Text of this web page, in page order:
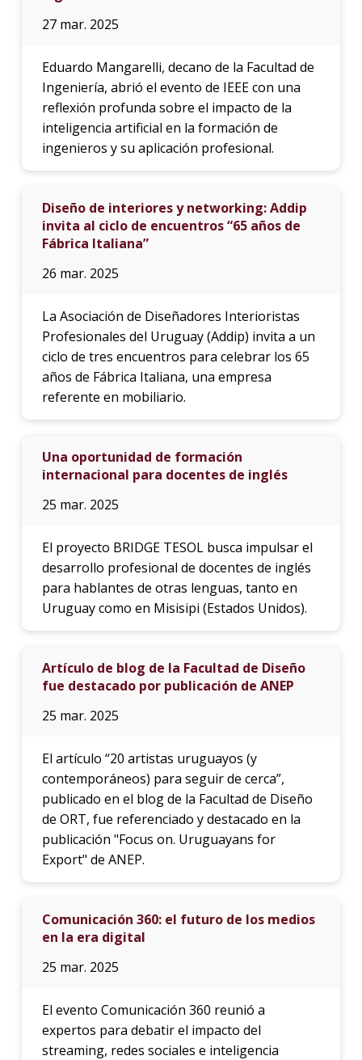
27 mar. 2025
Eduardo Mangarelli, decano de la Facultad de
Ingeniería, abrió el evento de IEEE con una
reflexión profunda sobre el impacto de la
inteligencia artificial en la formación de
ingenieros y su aplicación profesional.
Diseño de interiores y networking: Addip
invita al ciclo de encuentros “65 años de
Fábrica Italiana”
26 mar. 2025
La Asociación de Diseñadores Interioristas
Profesionales del Uruguay (Addip) invita a un
ciclo de tres encuentros para celebrar los 65
años de Fábrica Italiana, una empresa
referente en mobiliario.
Una oportunidad de formación
internacional para docentes de inglés
25 mar. 2025
El proyecto BRIDGE TESOL busca impulsar el
desarrollo profesional de docentes de inglés
para hablantes de otras lenguas, tanto en
Uruguay como en Misisipi (Estados Unidos).
Artículo de blog de la Facultad de Diseño
fue destacado por publicación de ANEP
25 mar. 2025
El artículo “20 artistas uruguayos (y
contemporáneos) para seguir de cerca”,
publicado en el blog de la Facultad de Diseño
de ORT, fue referenciado y destacado en la
publicación "Focus on. Uruguayans for
Export" de ANEP.
Comunicación 360: el futuro de los medios
en la era digital
25 mar. 2025
El evento Comunicación 360 reunió a
expertos para debatir el impacto del
streaming, redes sociales e inteligencia